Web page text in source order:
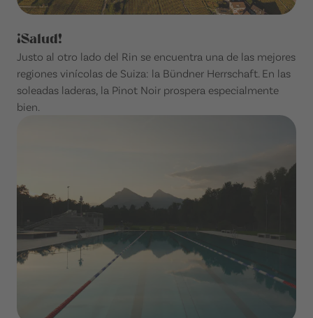
¡Salud!
Justo al otro lado del Rin se encuentra una de las mejores
regiones vinícolas de Suiza: la Bündner Herrschaft. En las
soleadas laderas, la Pinot Noir prospera especialmente
bien.